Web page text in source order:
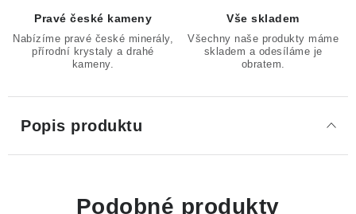
Pravé české kameny
Nabízíme pravé české minerály,
přírodní krystaly a drahé
kameny.
Vše skladem
Všechny naše produkty máme
skladem a odesíláme je
obratem.
Popis produktu
Podobné produkty